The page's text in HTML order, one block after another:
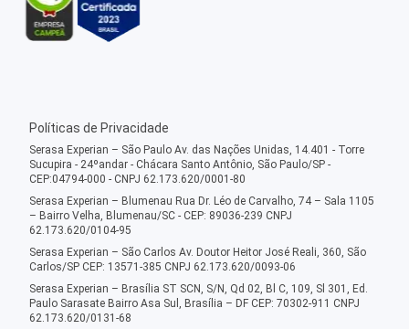
Políticas de Privacidade
Serasa Experian – São Paulo Av. das Nações Unidas, 14.401 - Torre
Sucupira - 24ºandar - Chácara Santo Antônio, São Paulo/SP -
CEP:04794-000 - CNPJ 62.173.620/0001-80
Serasa Experian – Blumenau Rua Dr. Léo de Carvalho, 74 – Sala 1105
– Bairro Velha, Blumenau/SC - CEP: 89036-239 CNPJ
62.173.620/0104-95
Serasa Experian – São Carlos Av. Doutor Heitor José Reali, 360, São
Carlos/SP CEP: 13571-385 CNPJ 62.173.620/0093-06
Serasa Experian – Brasília ST SCN, S/N, Qd 02, Bl C, 109, Sl 301, Ed.
Paulo Sarasate Bairro Asa Sul, Brasília – DF CEP: 70302-911 CNPJ
62.173.620/0131-68